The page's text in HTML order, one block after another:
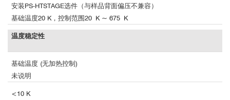
安装PS-HTSTAGE选件（与样品背面偏压不兼容）
基础温度20 K，控制范围20 K ~ 675 K
温度稳定性
基础温度 (无加热控制)
未说明
<10 K